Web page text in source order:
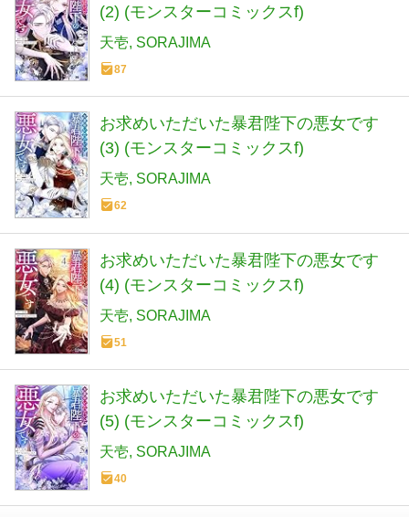
(2) (モンスターコミックスf)
天壱 SORAJIMA
87
お求めいただいた暴君陛下の悪女です
(3) (モンスターコミックスf)
天壱 SORAJIMA
62
お求めいただいた暴君陛下の悪女です
(4) (モンスターコミックスf)
天壱 SORAJIMA
51
お求めいただいた暴君陛下の悪女です
(5) (モンスターコミックスf)
天壱 SORAJIMA
40